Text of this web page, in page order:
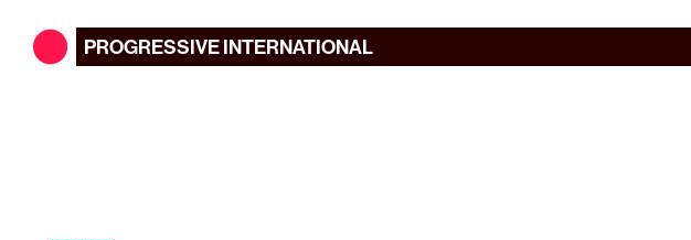
PROGRESSIVEINTERNATIONAL